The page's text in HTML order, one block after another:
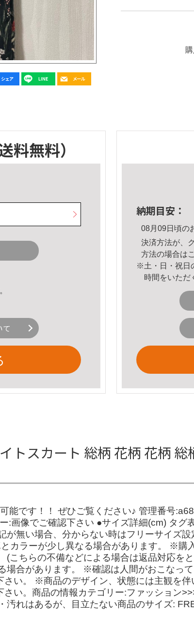
送料無料）
て
納期目安：
08月09日頃の
決済方法が、
方法の場合は
※土・日・祝日
時間をいただ
トスカート 総柄 花柄 花柄
です！！ ぜひご覧ください♪ 管理番号
:画像でご確認下さい ●サイズ詳細(cm) タ
無い場合、分からない時はフリーサイズ
カラーが少し異なる場合があります。 ※購
(こちらの不備などによる場合は返品対応を
合があります。 ※確認は人間がおこなっ
さい。 ※商品のデザイン、状態には主観を
い。商品の情報カテゴリー:ファッション
れはあるが、目立たない商品のサイズ: